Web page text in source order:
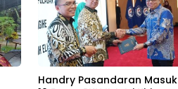
Handry Pasandaran Masuk